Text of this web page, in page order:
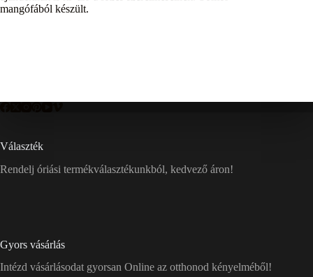
mangófából készült.
Választék
Rendelj óriási termékválasztékunkból, kedvező áron!
Gyors vásárlás
Intézd vásárlásodat gyorsan Online az otthonod kényelméből!